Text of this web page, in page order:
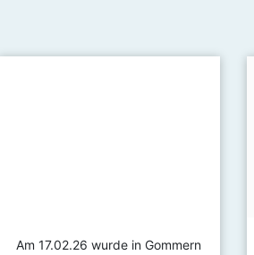
Am 17.02.26 wurde in Gommern